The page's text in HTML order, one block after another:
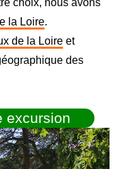
la Loire.
de la Loire et
des
excursion